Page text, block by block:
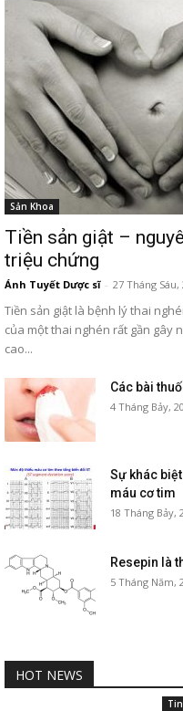
Sản Khoa
Tiền sản giật –
triệu chứng
Ánh Tuyết Dược sĩ - 27 Tháng Sáu,
Tiền sản giật là bệnh lý thai
của một thai nghén rất gần gây
cao...
Các bài
4 Tháng Bảy,
Sự khác
máu cơ tim
18 Tháng Bảy,
Resepin là
5 Tháng Năm,
HOT NEWS